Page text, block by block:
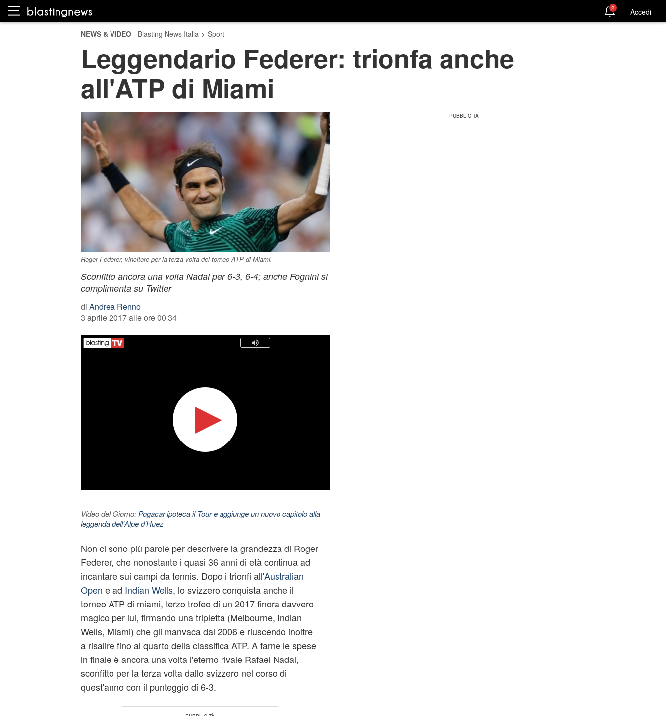
2 Accedi
NEWS & VIDEO Blasting News Italia > Sport
Leggendario Federer: trionfa anche
all'ATP di Miami
Roger Federer, vincitore per la terza volta del torneo ATP di Miami.
Sconfitto ancora una volta Nadal per 6-3, 6-4; anche Fognini si
complimenta su Twitter
di Andrea Renno
3 aprile 2017 alle ore 00:34
Video del Giorno: Pogacar ipoteca il Tour e aggiunge un nuovo capitolo alla
leggenda dell'Alpe d'Huez
Non ci sono più parole per descrivere la grandezza di Roger
Federer, che nonostante i quasi 36 anni di età continua ad
incantare sui campi da tennis. Dopo i trionfi all'Australian
Open e ad Indian Wells, lo svizzero conquista anche il
torneo ATP di miami, terzo trofeo di un 2017 finora davvero
magico per lui, firmando una tripletta (Melbourne, Indian
Wells, Miami) che gli manvaca dal 2006 e riuscendo inoltre
a risalire fino al quarto della classifica ATP. A farne le spese
in finale è ancora una volta l'eterno rivale Rafael Nadal,
sconfitto per la terza volta dallo svizzero nel corso di
quest'anno con il punteggio di 6-3.